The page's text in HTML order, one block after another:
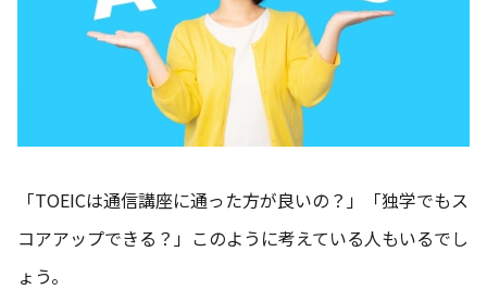
「TOEICは通信講座に通った方が良いの？」「独学でもス
コアアップできる？」このように考えている人もいるでし
ょう。